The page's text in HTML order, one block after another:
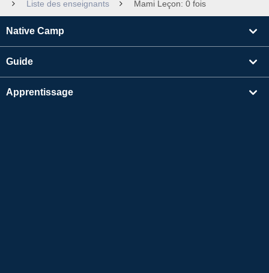
Liste des enseignants
Mami Leçon: 0 fois
Native Camp
Guide
Apprentissage